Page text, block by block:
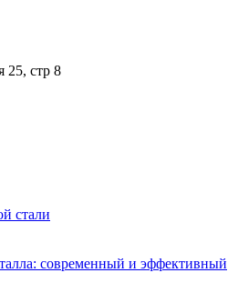
25, стр 8
стали
современный и эффективный